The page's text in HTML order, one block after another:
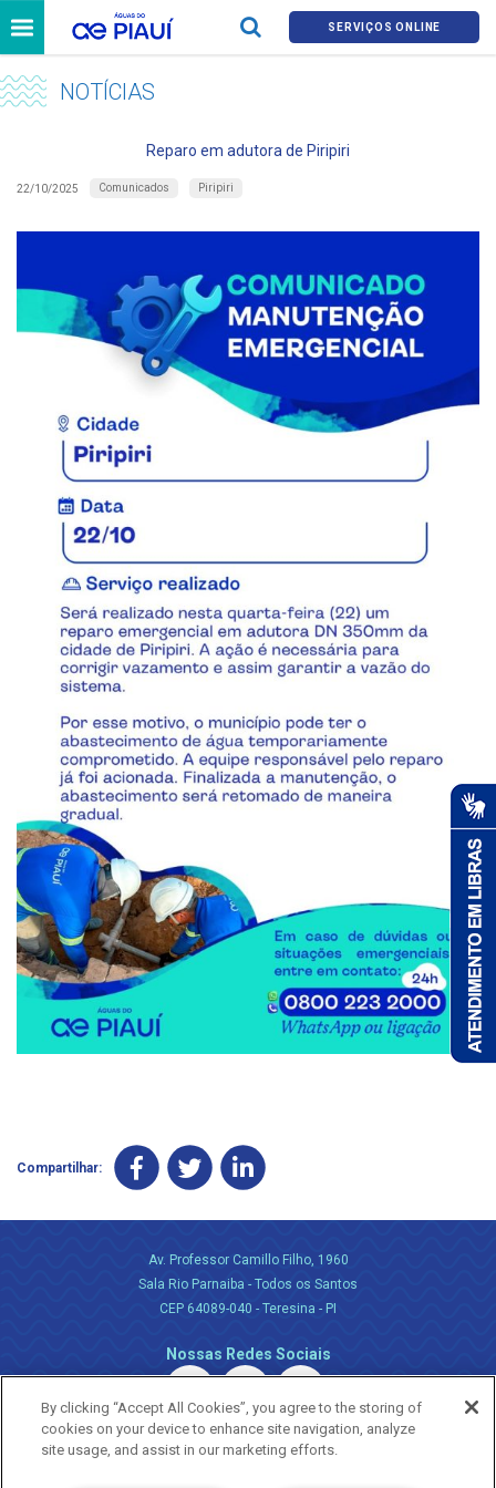
SERVIÇOS ONLINE
NOTÍCIAS
Reparo em adutora de Piripiri
22/10/2025 Comunicados Piripiri
Compartilhar:
Av. Professor Camillo Filho, 1960
Sala Rio Parnaiba - Todos os Santos
CEP 64089-040 - Teresina - PI
Nossas Redes Sociais
By clicking “Accept All Cookies”, you agree to the storing of
cookies on your device to enhance site navigation, analyze
site usage, and assist in our marketing efforts.